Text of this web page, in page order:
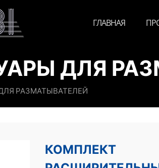
ГЛАВНАЯ
ДЛЯ
РАЗМАТЫВАТЕЛЕЙ
КОМПЛЕКТ